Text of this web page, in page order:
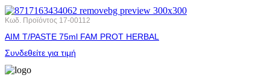
Κωδ. Προϊόντος 17-00112
AIM T/PASTE 75ml FAM PROT HERBAL
Συνδεθείτε για τιμή